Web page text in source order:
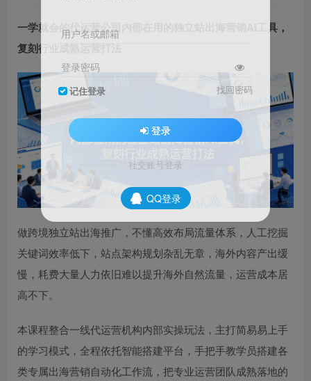
一学就会的代运营公司内部在用的独立站出海营销AI工具，
复刻行业成熟运营打法
做跨境独立站出海推广，不懂高效布局流量体系，人工挖掘
关键词效率低下，站点架构规划杂乱无章，海外内容产出缓
慢，耗费大量人力依旧难以提升海外自然流量，运营成本居
高不下。
本课程整合一线代运营机构内部实操玩法，主打简易易上手
的学习模式，全程依托智能搭建平台，手把手教学员搭建各
类专属出海营销自动化工作流，把专业运营团队成熟落地的
用户名或邮箱
登录密码
记住登录 找回密码
登录
社交账号登录
QQ登录